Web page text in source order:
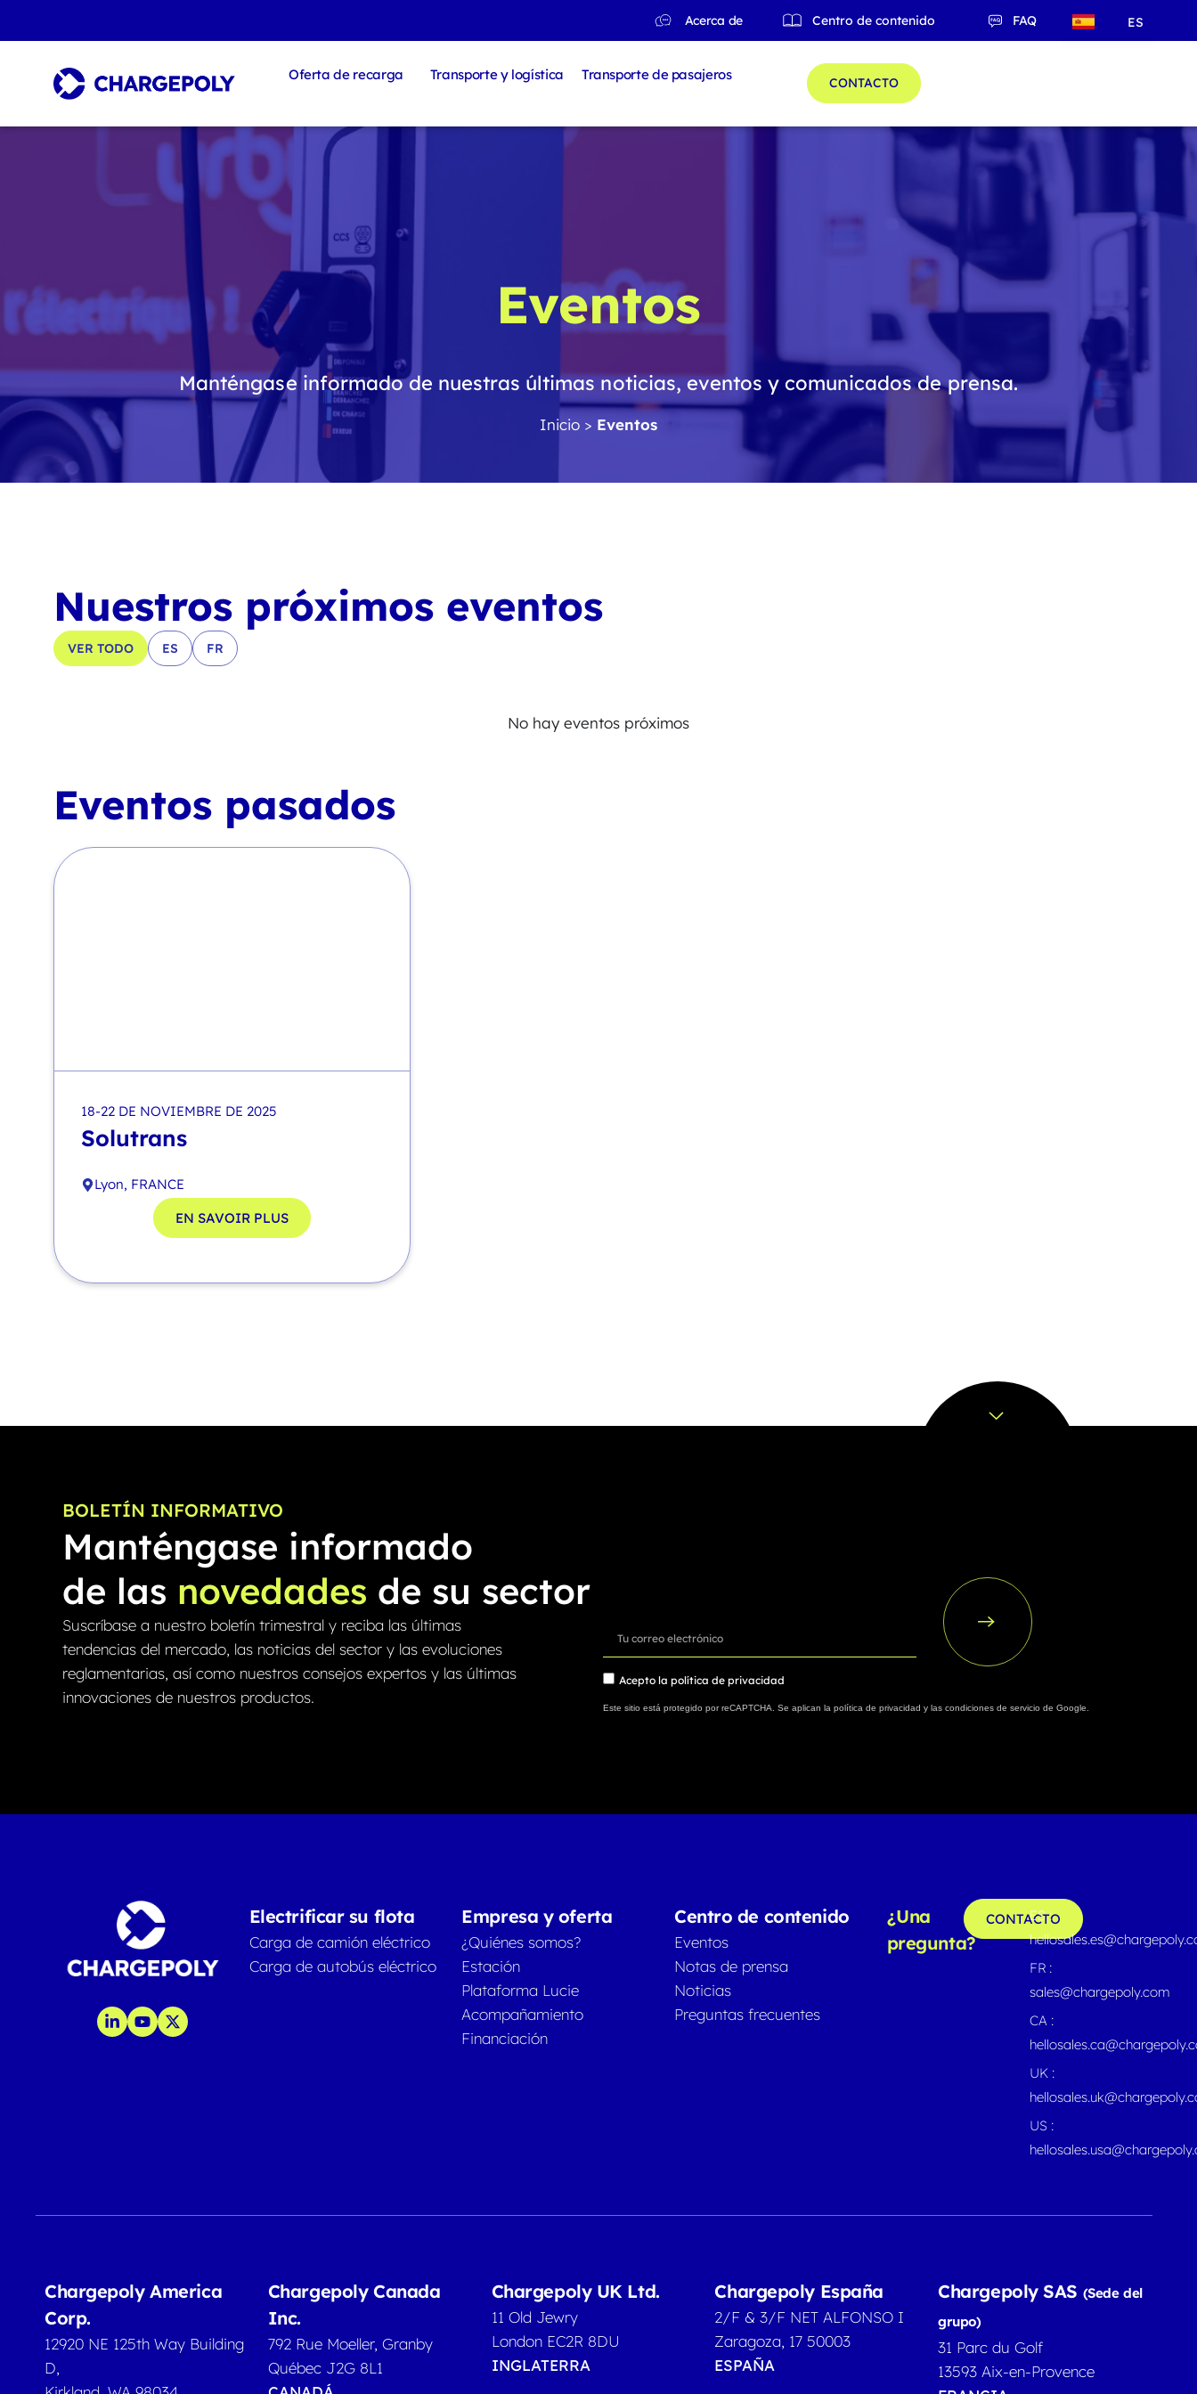
Acerca de Centro de contenido FAQ ES
QC
Oferta de recarga Transporte y logística Transporte de pasajeros
CONTACTO
Eventos
Manténgase informado de nuestras últimas noticias, eventos y comunicados de prensa.
Inicio> Eventos
Nuestros próximos eventos
ES FR
VER TODO
No hay eventos próximos
Eventos pasados
18-22 DE NOVIEMBRE DE 2025
Solutrans
Lyon, FRANCE
EN SAVOIR PLUS
BOLETÍN INFORMATIVO
Manténgase informado
de las novedades de su sector
Suscríbase a nuestro boletín trimestral y reciba las últimas
tendencias del mercado, las noticias del sector y las evoluciones
reglamentarias, así como nuestros consejos expertos y las últimas
innovaciones de nuestros productos.
Acepto la política de privacidad
Este sitio está protegido por reCAPTCHA. Se aplican la política de privacidad y las condiciones de servicio de Google.
Electrificar su flota
Carga de camión eléctrico
Carga de autobús eléctrico
Empresa y oferta
¿Quiénes somos?
Estación
Plataforma Lucie
Acompañamiento
Financiación
Centro de contenido
Eventos
Notas de prensa
Noticias
Preguntas frecuentes
¿Una
pregunta?
CONTACTO
ES :
FR :
sales@chargepoly.com
CA :
UK :
US :
Chargepoly America
Corp.
12920 NE 125th Way Building
D,
Chargepoly Canada
Inc.
792 Rue Moeller, Granby
Québec J2G 8L1
Chargepoly UK Ltd.
11 Old Jewry
London EC2R 8DU
INGLATERRA
Chargepoly España
2/F & 3/F NET ALFONSO I
Zaragoza, 17 50003
ESPAÑA
Chargepoly SAS (Sede del
grupo)
31 Parc du Golf
13593 Aix-en-Provence